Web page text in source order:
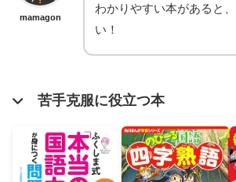
mamagon
わかりやすい本があると
い！
苦手克服に役立つ本